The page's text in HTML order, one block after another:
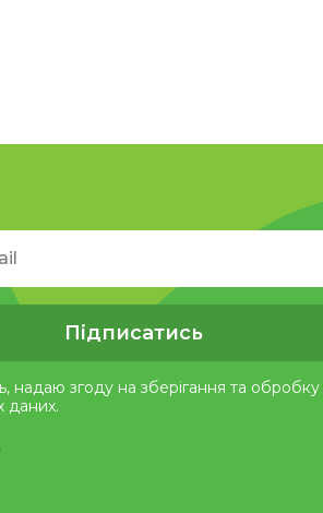
Підписатись
надаю згоду на зберігання та обробку
даних.